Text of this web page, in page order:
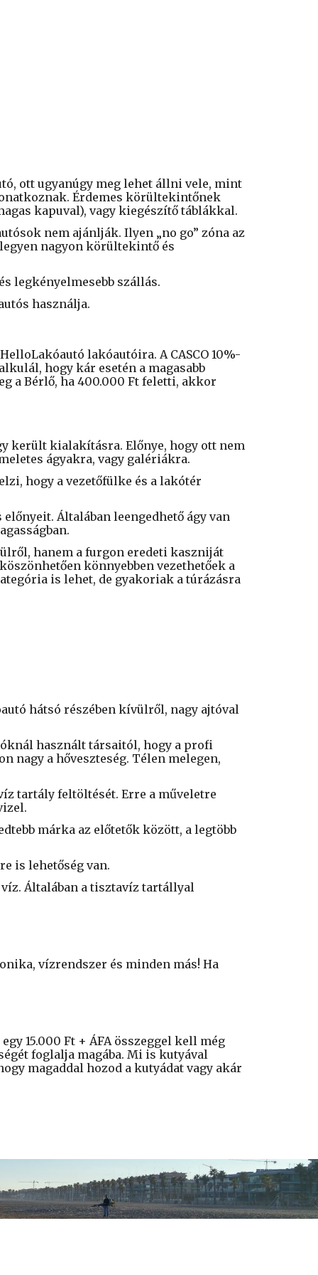
ott ugyanúgy meg lehet állni vele, mint
Érdemes körültekintőnek
kapuval), vagy kiegészítő táblákkal.
nem ajánlják. Ilyen „no go” zóna az
nagyon körültekintő és
legkényelmesebb szállás.
használja.
lakóautóira. A CASCO 10%-
hogy kár esetén a magasabb
a Bérlő, ha 400.000 Ft feletti, akkor
került kialakításra. Előnye, hogy ott nem
ágyakra, vagy galériákra.
hogy a vezetőfülke és a lakótér
Általában leengedhető ágy van
hanem a furgon eredeti kaszniját
könnyebben vezethetőek a
is lehet, de gyakoriak a túrázásra
hátsó részében kívülről, nagy ajtóval
használt társaitól, hogy a profi
nagy a hőveszteség. Télen melegen,
tartály feltöltését. Erre a műveletre
márka az előtetők között, a legtöbb
is lehetőség van.
Általában a tisztavíz tartállyal
vízrendszer és minden más! Ha
15.000 Ft + ÁFA összeggel kell még
foglalja magába. Mi is kutyával
magaddal hozod a kutyádat vagy akár